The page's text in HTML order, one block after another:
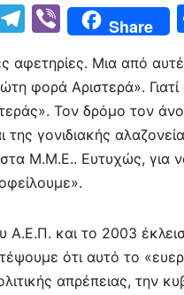
T
e
gr
a
m
Vi
b
er
Share
αφετηρίες. Μια από
φορά Αριστερά».
Τον δρόμο τον
γονιδιακής
Μ.Μ.Ε.. Ευτυχώς, για
Α.Ε.Π. και το 2003
ότι αυτό το
απρέπειας, την